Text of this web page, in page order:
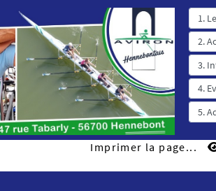
Imprimer la page...